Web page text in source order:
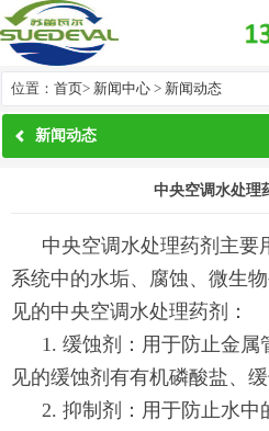
位置： 首页> 新闻中心 > 新闻动态
新闻动态
中央空调水处理
中央空调水处理药剂主要
系统中的水垢、腐蚀、微生
见的中央空调水处理药剂：
1. 缓蚀剂：用于防止金属
见的缓蚀剂有有机磷酸盐、缓
2. 抑制剂：用于防止水